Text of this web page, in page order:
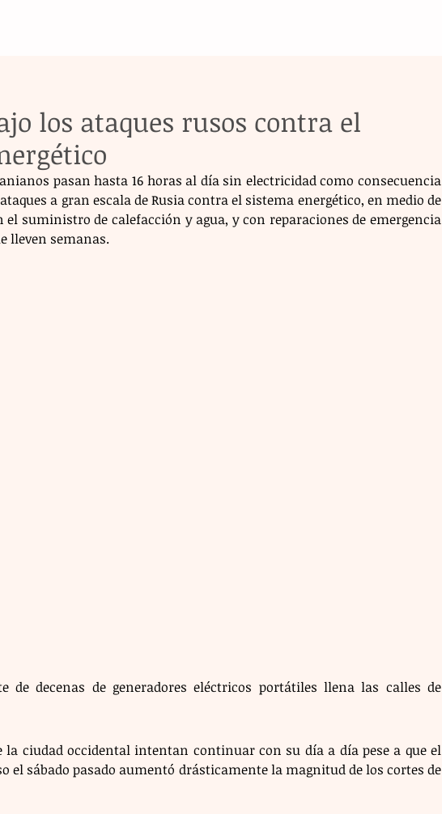
los ataques rusos contra el
pasan hasta 16 horas al día sin electricidad como consecuencia
a gran escala de Rusia contra el sistema energético, en medio de
suministro de calefacción y agua, y con reparaciones de emergencia
lleven semanas.
de decenas de generadores eléctricos portátiles llena las calles de
la ciudad occidental intentan continuar con su día a día pese a que el
el sábado pasado aumentó drásticamente la magnitud de los cortes de